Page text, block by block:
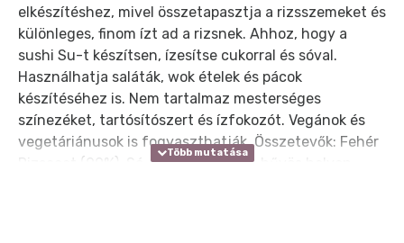
elkészítéshez, mivel összetapasztja a rizsszemeket és
különleges, finom ízt ad a rizsnek. Ahhoz, hogy a
sushi Su-t készítsen, ízesítse cukorral és sóval.
Használhatja saláták, wok ételek és pácok
készítéséhez is. Nem tartalmaz mesterséges
színezéket, tartósítószert és ízfokozót. Vegánok és
vegetáriánusok is fogyaszthatják. Összetevők: Fehér
Rizsecet (99%), Só. Tárolás: Száraz, hűvös helyen.